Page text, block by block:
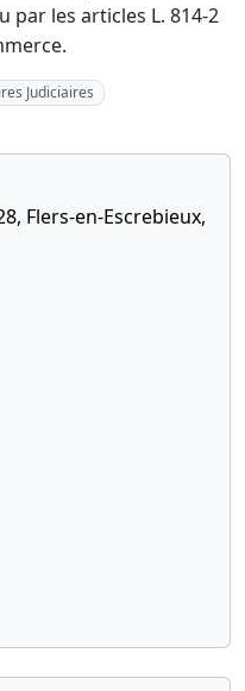
par les articles L. 814-2
Judiciaires
Flers-en-Escrebieux,